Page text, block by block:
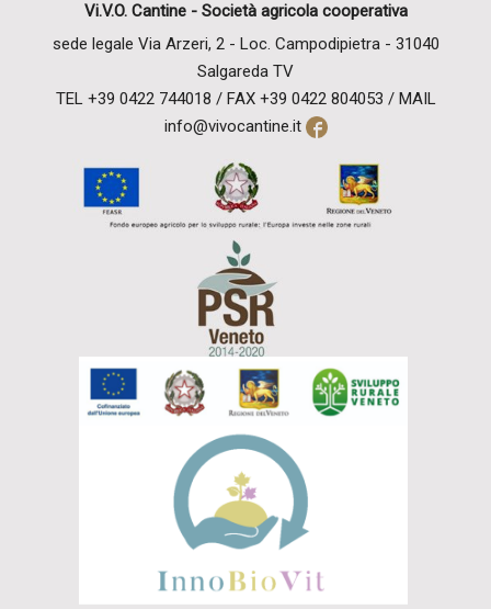
Vi.V.O. Cantine - Società agricola cooperativa
sede legale Via Arzeri, 2 - Loc. Campodipietra - 31040
Salgareda TV
TEL+39 0422 744018 / FAX +39 0422 804053 / MAIL
info@vivocantine.it